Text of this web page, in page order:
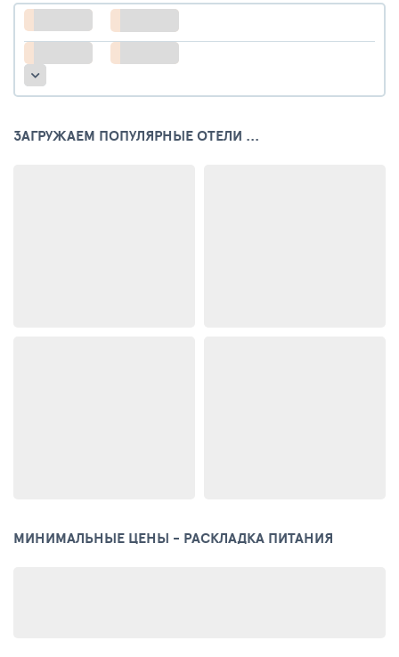
ЗАГРУЖАЕМ ПОПУЛЯРНЫЕ ОТЕЛИ ...
МИНИМАЛЬНЫЕ ЦЕНЫ - РАСКЛАДКА ПИТАНИЯ